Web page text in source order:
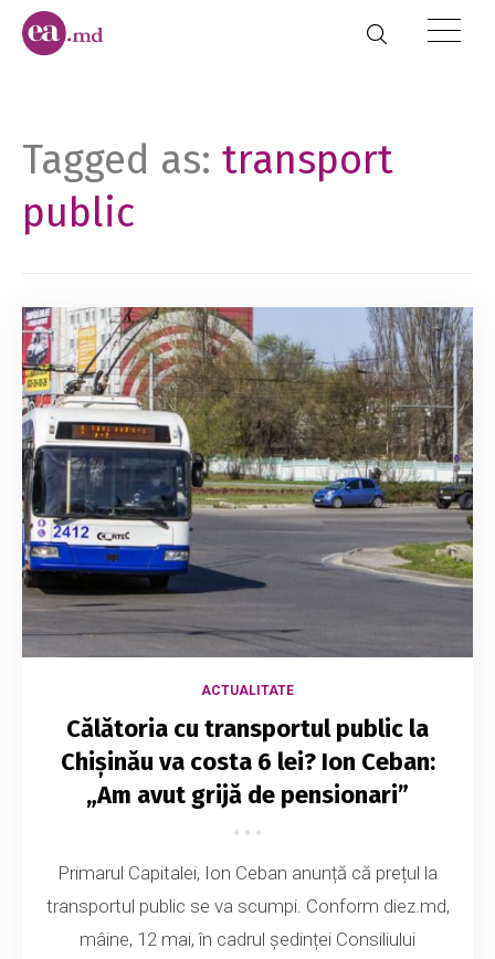
Tagged as: transport
public
ACTUALITATE
Călătoria cu transportul public la
Chișinău va costa 6 lei? Ion Ceban:
„Am avut grijă de pensionari”
Primarul Capitalei, Ion Ceban anunță că prețul la
transportul public se va scumpi. Conform diez.md,
mâine, 12 mai, în cadrul ședinței Consiliului